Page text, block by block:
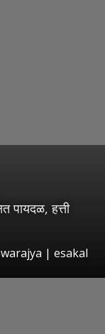
पायदळ, हत्ती
| esakal